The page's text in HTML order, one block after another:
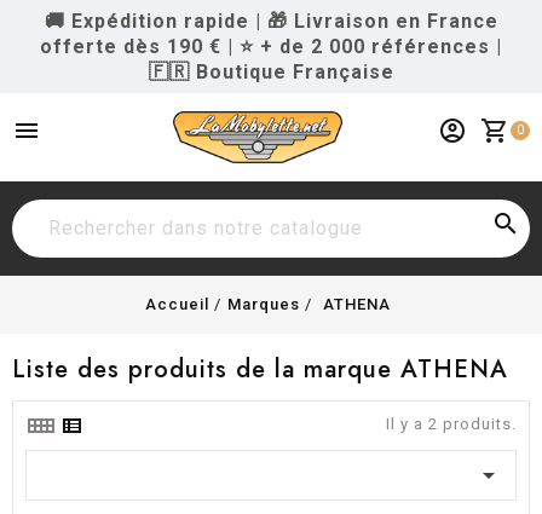
🚚 Expédition rapide | 🎁 Livraison en France
offerte dès 190 € | ⭐ + de 2 000 références |
🇫🇷 Boutique Française
menu shopping_cart 0
account_circle

Accueil Marques ATHENA
Liste des produits de la marque ATHENA
Il y a 2 produits.
